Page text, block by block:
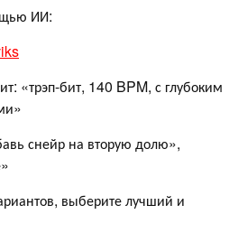
ИИ:
«трэп-бит, 140 BPM, с глубоким
снейр на вторую долю»,
выберите лучший и